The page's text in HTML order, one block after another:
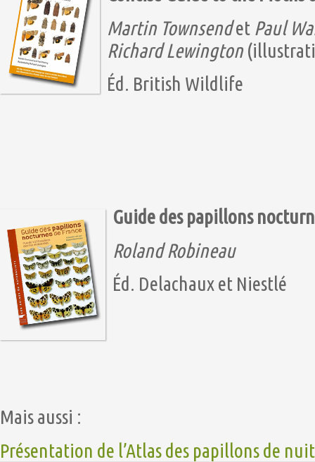
Martin Townsendet Paul
Richard Lewington
Éd. British Wildlife
Guide des papillons
Roland Robineau
Éd. Delachaux et Niestlé
Mais aussi :
Présentation de l’Atlas des papillons de nuit